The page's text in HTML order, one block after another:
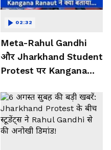
Meta-Rahul Gandhi
और Jharkhand Student
Protest पर Kangana
02:32